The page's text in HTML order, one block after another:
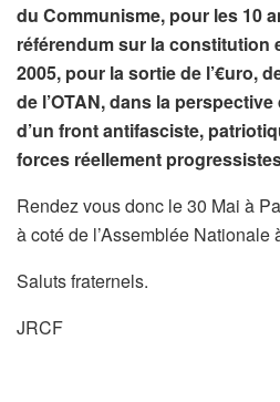
du Communisme, pour les 10
référendum sur la constitution
2005, pour la sortie de l’€uro,
de l’OTAN, dans la
d’un front antifasciste,
forces réellement
Rendez vous donc le 30 Mai à
à coté de l’Assemblée Nationale
Saluts fraternels.
JRCF